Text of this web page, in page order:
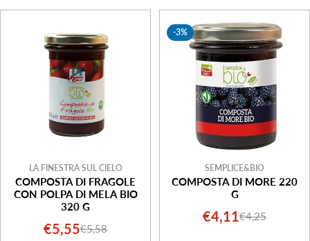
LA FINESTRA SUL CIELO
COMPOSTA DI FRAGOLE
CON POLPA DI MELA BIO
320 G
Prezzo
€5,55Prezzo
€5,58
-3%
SEMPLICE&BIO
COMPOSTA DI MORE 220
G
Prezzo
€4,11Prezzo
€4,25